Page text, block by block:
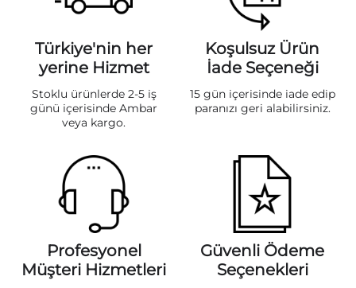
Türkiye'nin her
yerine Hizmet
Stoklu ürünlerde 2-5 iş
günü içerisinde Ambar
veya kargo.
Koşulsuz Ürün
İade Seçeneği
15 gün içerisinde iade edip
paranızı geri alabilirsiniz.
Profesyonel
Müşteri Hizmetleri
Güvenli Ödeme
Seçenekleri